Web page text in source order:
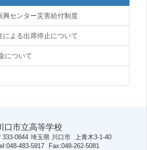
興センター災害給付制度
による出席停止について
について
口市立高等学校
333-0844 埼玉県 川口市
上青木3-1-40
048-483-5917 Fax 048-262-5081